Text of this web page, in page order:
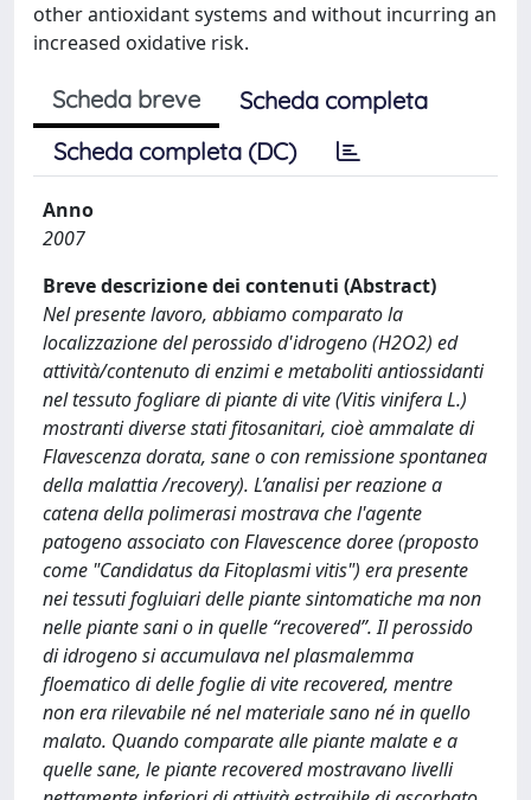
other antioxidant systems and without incurring an
increased oxidative risk.
Scheda breve
Scheda completa
Scheda completa (DC)
Anno
2007
Breve descrizione dei contenuti (Abstract)
Nel presente lavoro, abbiamo comparato la
localizzazione del perossido d'idrogeno (H2O2) ed
attività/contenuto di enzimi e metaboliti antiossidanti
nel tessuto fogliare di piante di vite (Vitis vinifera L.)
mostranti diverse stati fitosanitari, cioè ammalate di
Flavescenza dorata, sane o con remissione spontanea
della malattia /recovery). L’analisi per reazione a
catena della polimerasi mostrava che l'agente
patogeno associato con Flavescence doree (proposto
come "Candidatus da Fitoplasmi vitis") era presente
nei tessuti fogluiari delle piante sintomatiche ma non
nelle piante sani o in quelle “recovered”. Il perossido
di idrogeno si accumulava nel plasmalemma
floematico di delle foglie di vite recovered, mentre
non era rilevabile né nel materiale sano né in quello
malato. Quando comparate alle piante malate e a
quelle sane, le piante recovered mostravano livelli